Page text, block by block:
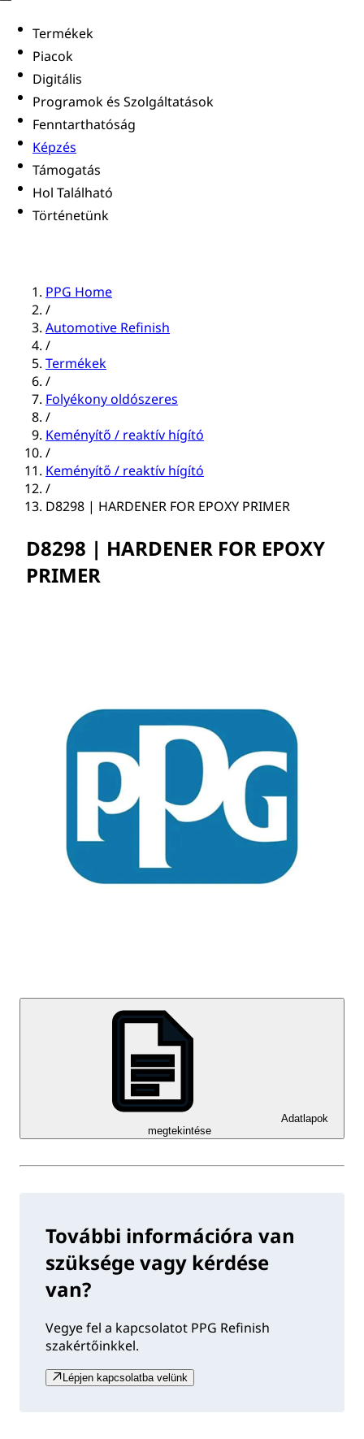
Termékek
Piacok
Digitális
Programok és Szolgáltatások
Fenntarthatóság
Képzés
Támogatás
Hol Található
Történetünk
PPG Home
/
Automotive Refinish
/
Termékek
/
Folyékony oldószeres
/
Keményítő / reaktív hígító
/
Keményítő / reaktív hígító
/
D8298 | HARDENER FOR EPOXY PRIMER
D8298 | HARDENER FOR EPOXY
PRIMER
Adatlapok
megtekintése
További információra van
szüksége vagy kérdése
van?
Vegye fel a kapcsolatot PPG Refinish
szakértőinkkel.
Lépjen kapcsolatba velünk